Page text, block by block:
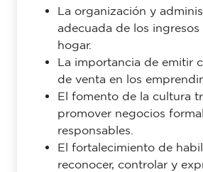
La organización y
adecuada de los ingresos
hogar.
La importancia de emitir
de venta en los
El fomento de la cultura
promover negocios
responsables.
El fortalecimiento de
reconocer, controlar y